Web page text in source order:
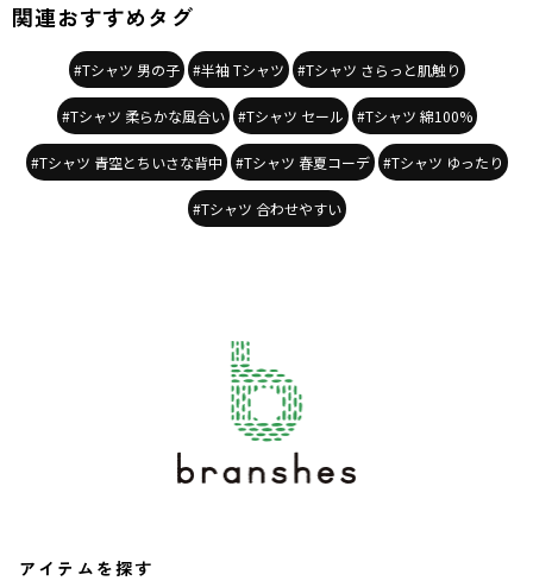
関連おすすめタグ
#Tシャツ 男の子 #半袖 Tシャツ #Tシャツ さらっと肌触り
#Tシャツ 柔らかな風合い #Tシャツ セール #Tシャツ 綿100%
#Tシャツ 青空とちいさな背中 #Tシャツ 春夏コーデ #Tシャツ ゆったり
#Tシャツ 合わせやすい
アイテムを探す